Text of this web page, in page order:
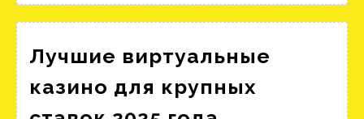
Лучшие виртуальные
казино для крупных